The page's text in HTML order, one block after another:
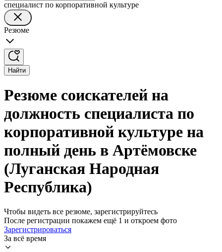
специалист по корпоративной культуре
Резюме
Найти
Резюме соискателей на
должность специалиста по
корпоративной культуре на
полный день в Артёмовске
(Луганская Народная
Республика)
Чтобы видеть все резюме, зарегистрируйтесь
После регистрации покажем ещё 1 и откроем фото
Зарегистрироваться
За всё время